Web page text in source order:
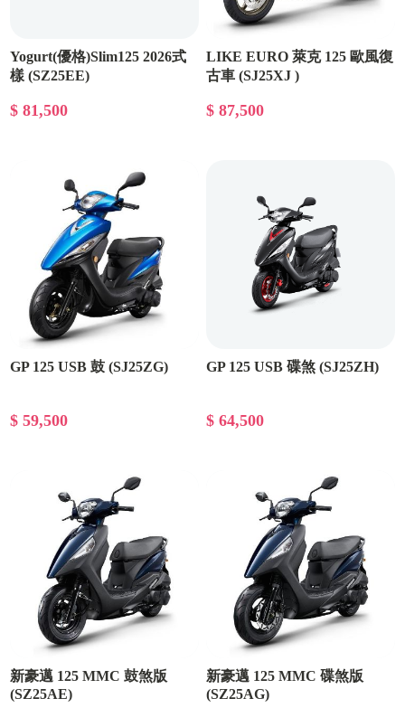
Yogurt(優格)Slim125 2026式
樣 (SZ25EE)
$ 81,500
LIKE EURO 萊克 125 歐風復
古車 (SJ25XJ )
$ 87,500
GP 125 USB 鼓 (SJ25ZG)
$ 59,500
GP 125 USB 碟煞 (SJ25ZH)
$ 64,500
新豪邁 125 MMC 鼓煞版
(SZ25AE)
新豪邁 125 MMC 碟煞版
(SZ25AG)